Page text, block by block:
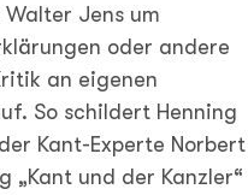
Jens um
oder andere
an eigenen
So schildert Henning
Kant-Experte Norbert
„Kant und der Kanzler“